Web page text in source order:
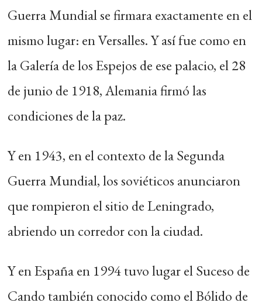
Guerra Mundial se firmara exactamente en el
mismo lugar: en Versalles. Y así fue como en
la Galería de los Espejos de ese palacio, el 28
de junio de 1918, Alemania firmó las
condiciones de la paz.
Y en 1943, en el contexto de la Segunda
Guerra Mundial, los soviéticos anunciaron
que rompieron el sitio de Leningrado,
abriendo un corredor con la ciudad.
Y en España en 1994 tuvo lugar el Suceso de
Cando también conocido como el Bólido de